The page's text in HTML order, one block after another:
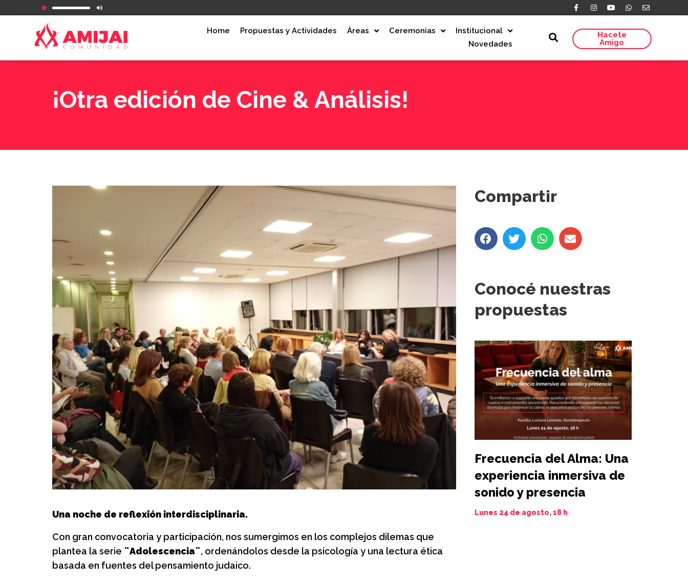
Reproductor
de
audio
Home Propuestas y Actividades Áreas Ceremonias
Institucional
Novedades
Hacete
Amigo
¡Otra edición de Cine & Análisis!
Una noche de reflexión interdisciplinaria.
Con gran convocatoria y participación, nos sumergimos en los complejos dilemas que
plantea la serie ¨Adolescencia¨, ordenándolos desde la psicología y una lectura ética
basada en fuentes del pensamiento judaico.
Compartir
Conocé nuestras
propuestas
Almitas: Grupos de
crianza, juego y encuentro
para las familias.
Historias entre
bambalinas: La vida, los
secretos y la magia
Frecuencia del Alma: Una
experiencia inmersiva de
sonido y presencia
Lunes 24 de agosto, 18 h